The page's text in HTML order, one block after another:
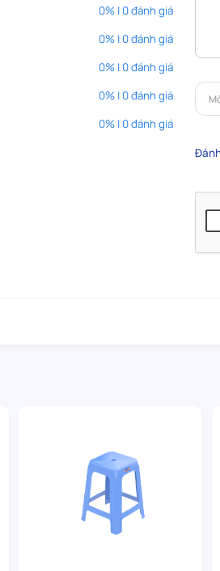
0% | 0 đánh giá
0% | 0 đánh giá
0% | 0 đánh giá
0% | 0 đánh giá
0% | 0 đánh giá